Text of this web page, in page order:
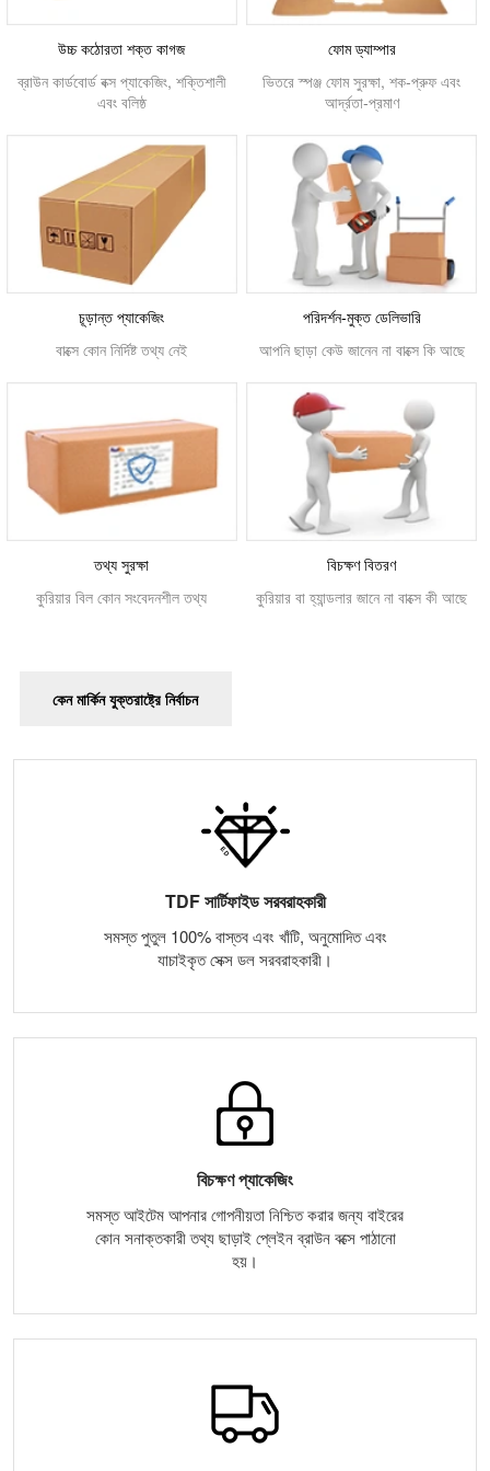
উচ্চ কঠোরতা শক্ত কাগজ
ব্রাউন কার্ডবোর্ড বক্স প্যাকেজিং, শক্তিশালী
এবং বলিষ্ঠ
ফোম ড্যাম্পার
ভিতরে স্পঞ্জ ফোম সুরক্ষা, শক-প্রুফ এবং
আর্দ্রতা-প্রমাণ
চূড়ান্ত প্যাকেজিং
বাক্সে কোন নির্দিষ্ট তথ্য নেই
পরিদর্শন-মুক্ত ডেলিভারি
আপনি ছাড়া কেউ জানেন না বাক্সে কি আছে
তথ্য সুরক্ষা
কুরিয়ার বিল কোন সংবেদনশীল তথ্য
বিচক্ষণ বিতরণ
কুরিয়ার বা হ্যান্ডলার জানে না বাক্সে কী আছে
কেন মার্কিন যুক্তরাষ্ট্রে নির্বাচন
TDF সার্টিফাইড সরবরাহকারী
সমস্ত পুতুল 100% বাস্তব এবং খাঁটি, অনুমোদিত এবং
যাচাইকৃত সেক্স ডল সরবরাহকারী।
বিচক্ষণ প্যাকেজিং
সমস্ত আইটেম আপনার গোপনীয়তা নিশ্চিত করার জন্য বাইরের
কোন সনাক্তকারী তথ্য ছাড়াই প্লেইন ব্রাউন বক্সে পাঠানো
হয়।